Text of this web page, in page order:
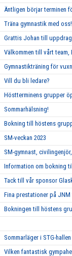
Äntligen börjar terminen
Träna gymnastik med oss!
Grattis Johan till
Välkommen till vårt team,
Gymnastikträning för
Vill du bli ledare?
Höstterminens grupper
Sommarhälsning!
Bokning till höstens
SM-veckan 2023
SM-gymnast,
Information om bokning
Tack till vår sponsor
Fina prestationer på JNM
Bokningen till höstens
Sommarläger i STG-
Vilken fantastisk